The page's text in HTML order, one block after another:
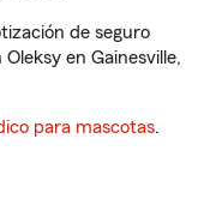
de seguro
en Gainesville,
para mascotas.